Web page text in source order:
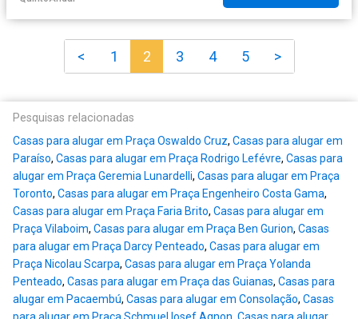
< 1 2 3 4 5 >
Pesquisas relacionadas
Casas para alugar em Praça Oswaldo Cruz, Casas para alugar em
Paraíso, Casas para alugar em Praça Rodrigo Lefévre, Casas para
alugar em Praça Geremia Lunardelli, Casas para alugar em Praça
Toronto, Casas para alugar em Praça Engenheiro Costa Gama,
Casas para alugar em Praça Faria Brito, Casas para alugar em
Praça Vilaboim, Casas para alugar em Praça Ben Gurion, Casas
para alugar em Praça Darcy Penteado, Casas para alugar em
Praça Nicolau Scarpa, Casas para alugar em Praça Yolanda
Penteado, Casas para alugar em Praça das Guianas, Casas para
alugar em Pacaembú, Casas para alugar em Consolação, Casas